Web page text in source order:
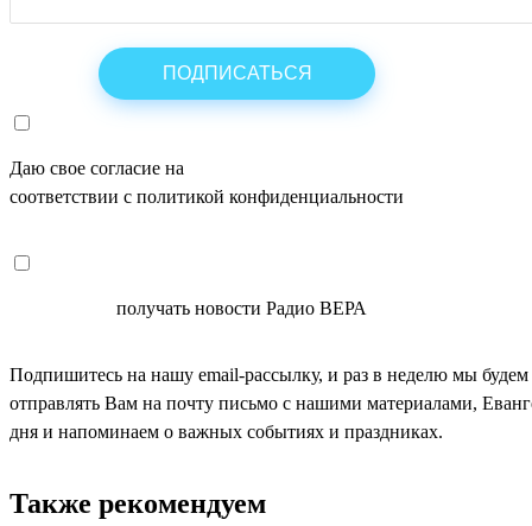
Даю свое согласие на
соответствии с политикой конфиденциальности
получать новости Радио ВЕРА
Подпишитесь на нашу email-рассылку, и раз в неделю мы будем
отправлять Вам на почту письмо с нашими материалами,
дня и напоминаем о важных событиях и праздниках.
Также рекомендуем